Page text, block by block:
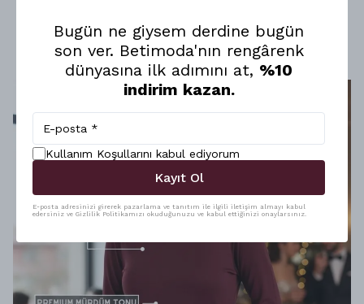
︎⠀
Bugün ne giysem derdine bugün
son ver. Betimoda'nın rengârenk
dünyasına ilk adımını at, %10
indirim kazan.
Kullanım Koşullarını kabul ediyorum
Kayıt Ol
E-posta adresinizi girerek pazarlama ve tanıtım ile ilgili iletişim almayı kabul
edersiniz ve Gizlilik Politikamızı okuduğunuzu ve kabul ettiğinizi onaylarsınız.